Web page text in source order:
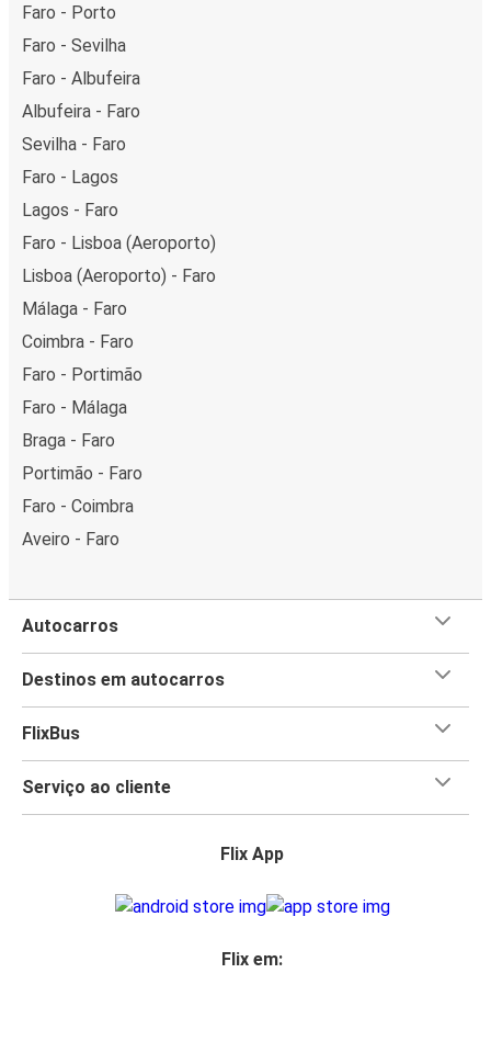
Faro - Porto
Faro - Sevilha
Faro - Albufeira
Albufeira - Faro
Sevilha - Faro
Faro - Lagos
Lagos - Faro
Faro - Lisboa (Aeroporto)
Lisboa (Aeroporto) - Faro
Málaga - Faro
Coimbra - Faro
Faro - Portimão
Faro - Málaga
Braga - Faro
Portimão - Faro
Faro - Coimbra
Aveiro - Faro
Autocarros
Destinos em autocarros
FlixBus
Serviço ao cliente
Flix App
Flix em: